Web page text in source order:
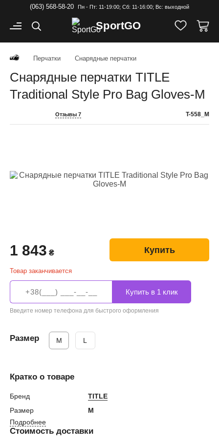
(063) 568-58-20 Пн - Пт: 11-19:00; Cб: 11-16:00; Вс: выходной
SportGO
Перчатки Снарядные перчатки
Снарядные перчатки TITLE
Traditional Style Pro Bag Gloves-M
Отзывы 7 T-558_M
1 843 ₴
Товар заканчивается
Купить
Введите номер телефона для быстрого оформления
Размер M L
Кратко о товаре
Бренд
TITLE
Размер
M
Подробнее
Стоимость доставки